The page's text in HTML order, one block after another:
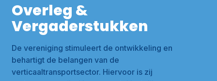
Overleg &
Vergaderstukken
De vereniging stimuleert de ontwikkeling en
behartigt de belangen van de
verticaaltransportsector. Hiervoor is zij